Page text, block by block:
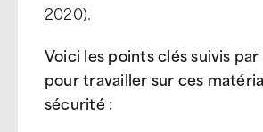
2020).
Voici les points clés suivis
pour travailler sur ces
sécurité :